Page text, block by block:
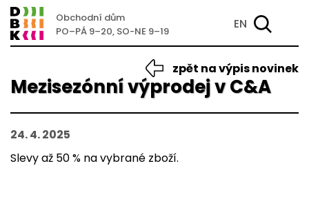
Obchodní dům
PO–PÁ 9–20, SO-NE 9–19
EN
Mezisezónní výprodej v C&A
zpět na výpis novinek
24. 4. 2025
Slevy až 50 % na vybrané zboží.